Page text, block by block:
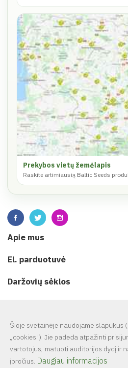
Prekybos vietų žemėlapis
Raskite artimiausią Baltic Seeds
Apie mus
El. parduotuvė
Daržovių sėklos
Šioje svetainėje naudojame slapukus
„cookies"). Jie padeda atpažinti
vartotojus, matuoti auditorijos dydį ir
įpročius. Daugiau informacijos
© 2025 UAB Baltic seeds. Visa svetainėje
saugoma autorinių teisių.